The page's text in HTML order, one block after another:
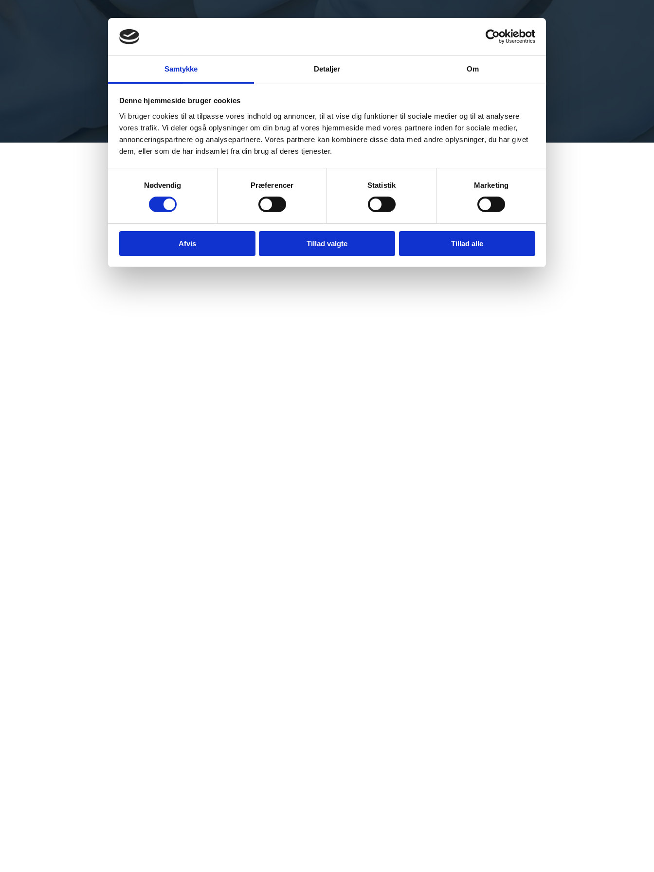
Samtykke Detaljer Om
Denne hjemmeside bruger cookies
Vi bruger cookies til at tilpasse vores indhold og annoncer, til at vise dig funktioner til sociale medier og til at analysere
vores trafik. Vi deler også oplysninger om din brug af vores hjemmeside med vores partnere inden for sociale medier,
annonceringspartnere og analysepartnere. Vores partnere kan kombinere disse data med andre oplysninger, du har givet
dem, eller som de har indsamlet fra din brug af deres tjenester.
Nødvendig
Præferencer Statistik Marketing
Afvis Tillad valgte Tillad alle